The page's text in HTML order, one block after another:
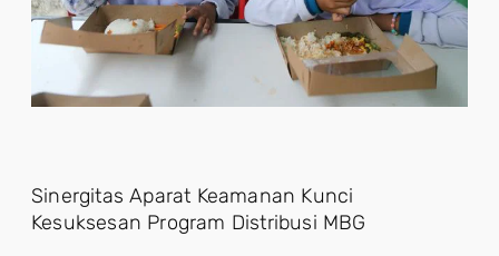
Sinergitas Aparat Keamanan Kunci
Kesuksesan Program Distribusi MBG